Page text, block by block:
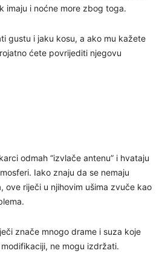
imaju i noćne more zbog toga.
gustu i jaku kosu, a ako mu kažete
ćete povrijediti njegovu
odmah “izvlače antenu” i hvataju
Iako znaju da se nemaju
ove riječi u njihovim ušima zvuče kao
znače mnogo drame i suza koje
ne mogu izdržati.